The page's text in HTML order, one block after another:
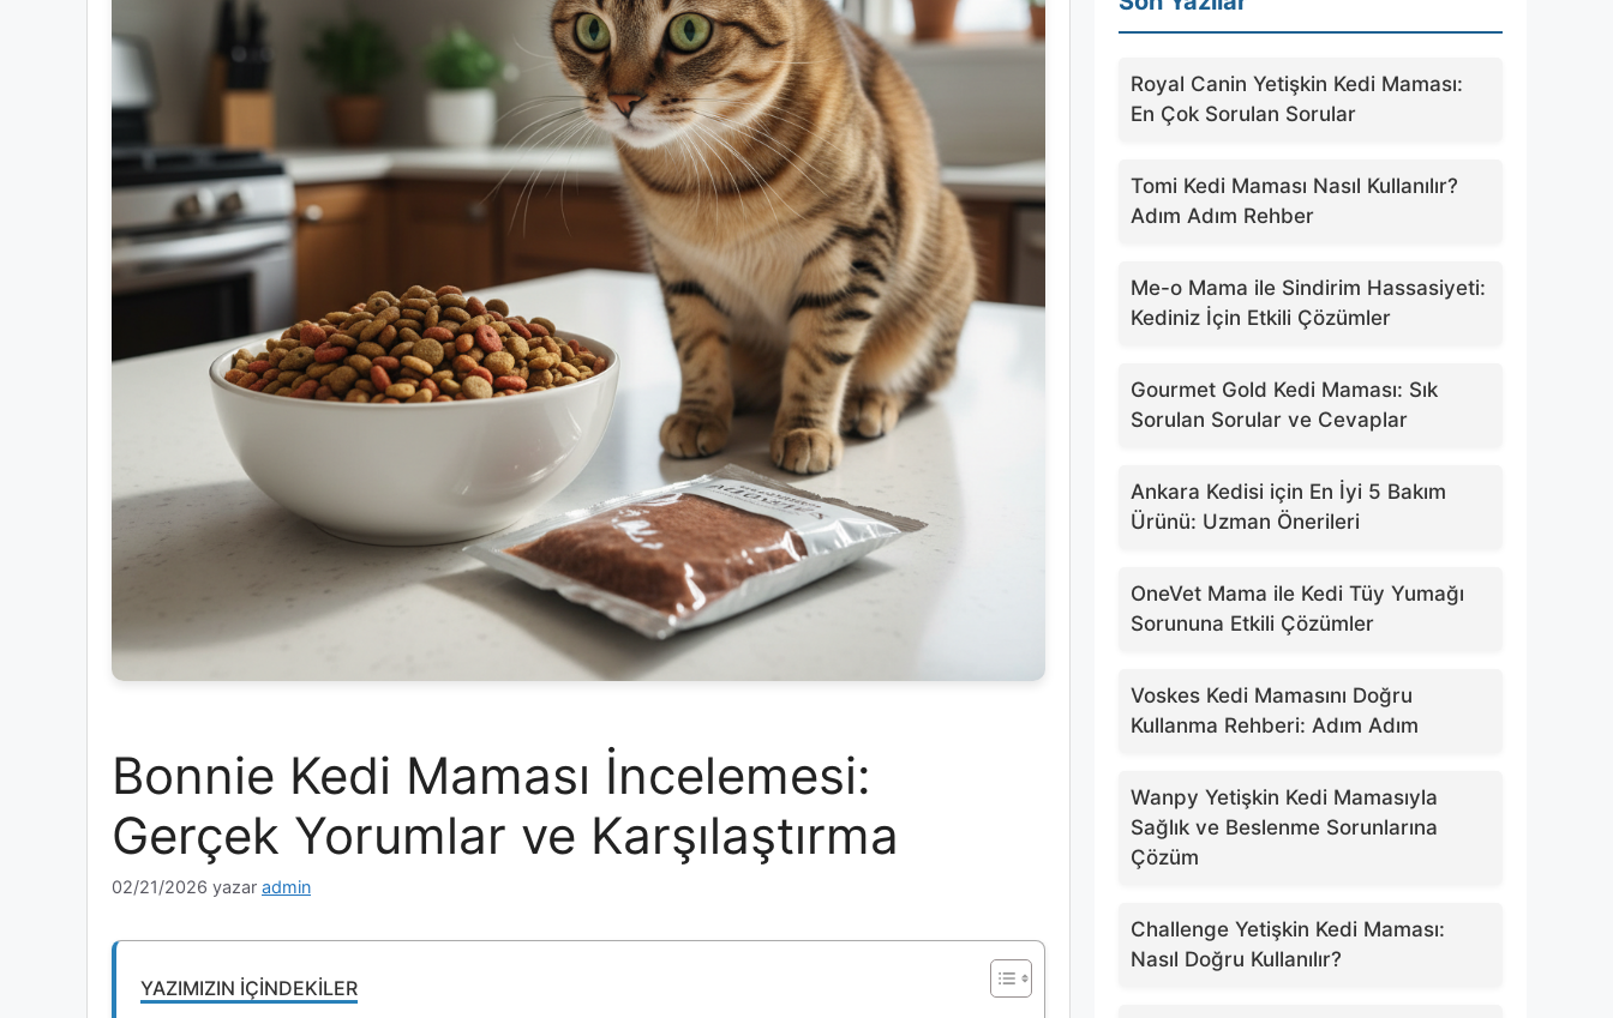
Bonnie Kedi Maması İncelemesi:
Gerçek Yorumlar ve Karşılaştırma
02/21/2026 yazar admin
YAZIMIZIN İÇINDEKILER
Royal Canin Yetişkin Kedi Maması:
En Çok Sorulan Sorular
Tomi Kedi Maması Nasıl Kullanılır?
Adım Adım Rehber
Me-o Mama ile Sindirim Hassasiyeti:
Kediniz İçin Etkili Çözümler
Gourmet Gold Kedi Maması: Sık
Sorulan Sorular ve Cevaplar
Ankara Kedisi için En İyi 5 Bakım
Ürünü: Uzman Önerileri
OneVet Mama ile Kedi Tüy Yumağı
Sorununa Etkili Çözümler
Voskes Kedi Mamasını Doğru
Kullanma Rehberi: Adım Adım
Wanpy Yetişkin Kedi Mamasıyla
Sağlık ve Beslenme Sorunlarına
Çözüm
Challenge Yetişkin Kedi Maması:
Nasıl Doğru Kullanılır?